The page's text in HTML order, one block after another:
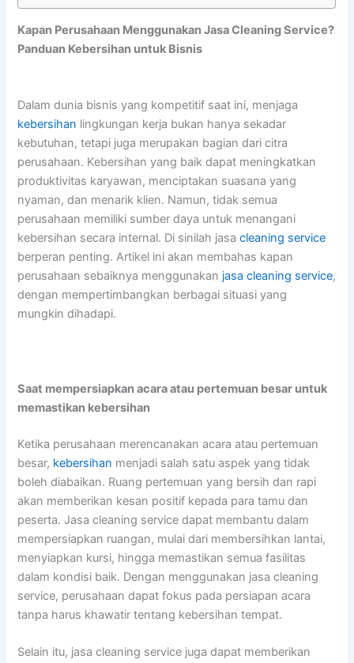
Kapan Perusahaan Menggunakan Jasa Cleaning Service?
Panduan Kebersihan untuk Bisnis
Dalam dunia bisnis yang kompetitif saat ini, menjaga
kebersihan lingkungan kerja bukan hanya sekadar
kebutuhan, tetapi juga merupakan bagian dari citra
perusahaan. Kebersihan yang baik dapat meningkatkan
produktivitas karyawan, menciptakan suasana yang
nyaman, dan menarik klien. Namun, tidak semua
perusahaan memiliki sumber daya untuk menangani
kebersihan secara internal. Di sinilah jasacleaning service
berperan penting. Artikel ini akan membahas kapan
perusahaan sebaiknya menggunakan jasa cleaning service,
dengan mempertimbangkan berbagai situasi yang
mungkin dihadapi.
Saat mempersiapkan acara atau pertemuan besar untuk
memastikan kebersihan
Ketika perusahaan merencanakan acara atau pertemuan
besar, kebersihan menjadi salah satu aspek yang tidak
boleh diabaikan. Ruang pertemuan yang bersih dan rapi
akan memberikan kesan positif kepada para tamu dan
peserta. Jasa cleaning service dapat membantu dalam
mempersiapkan ruangan, mulai dari membersihkan lantai,
menyiapkan kursi, hingga memastikan semua fasilitas
dalam kondisi baik. Dengan menggunakan jasa cleaning
service, perusahaan dapat fokus pada persiapan acara
tanpa harus khawatir tentang kebersihan tempat.
Selain itu, jasa cleaning service juga dapat memberikan